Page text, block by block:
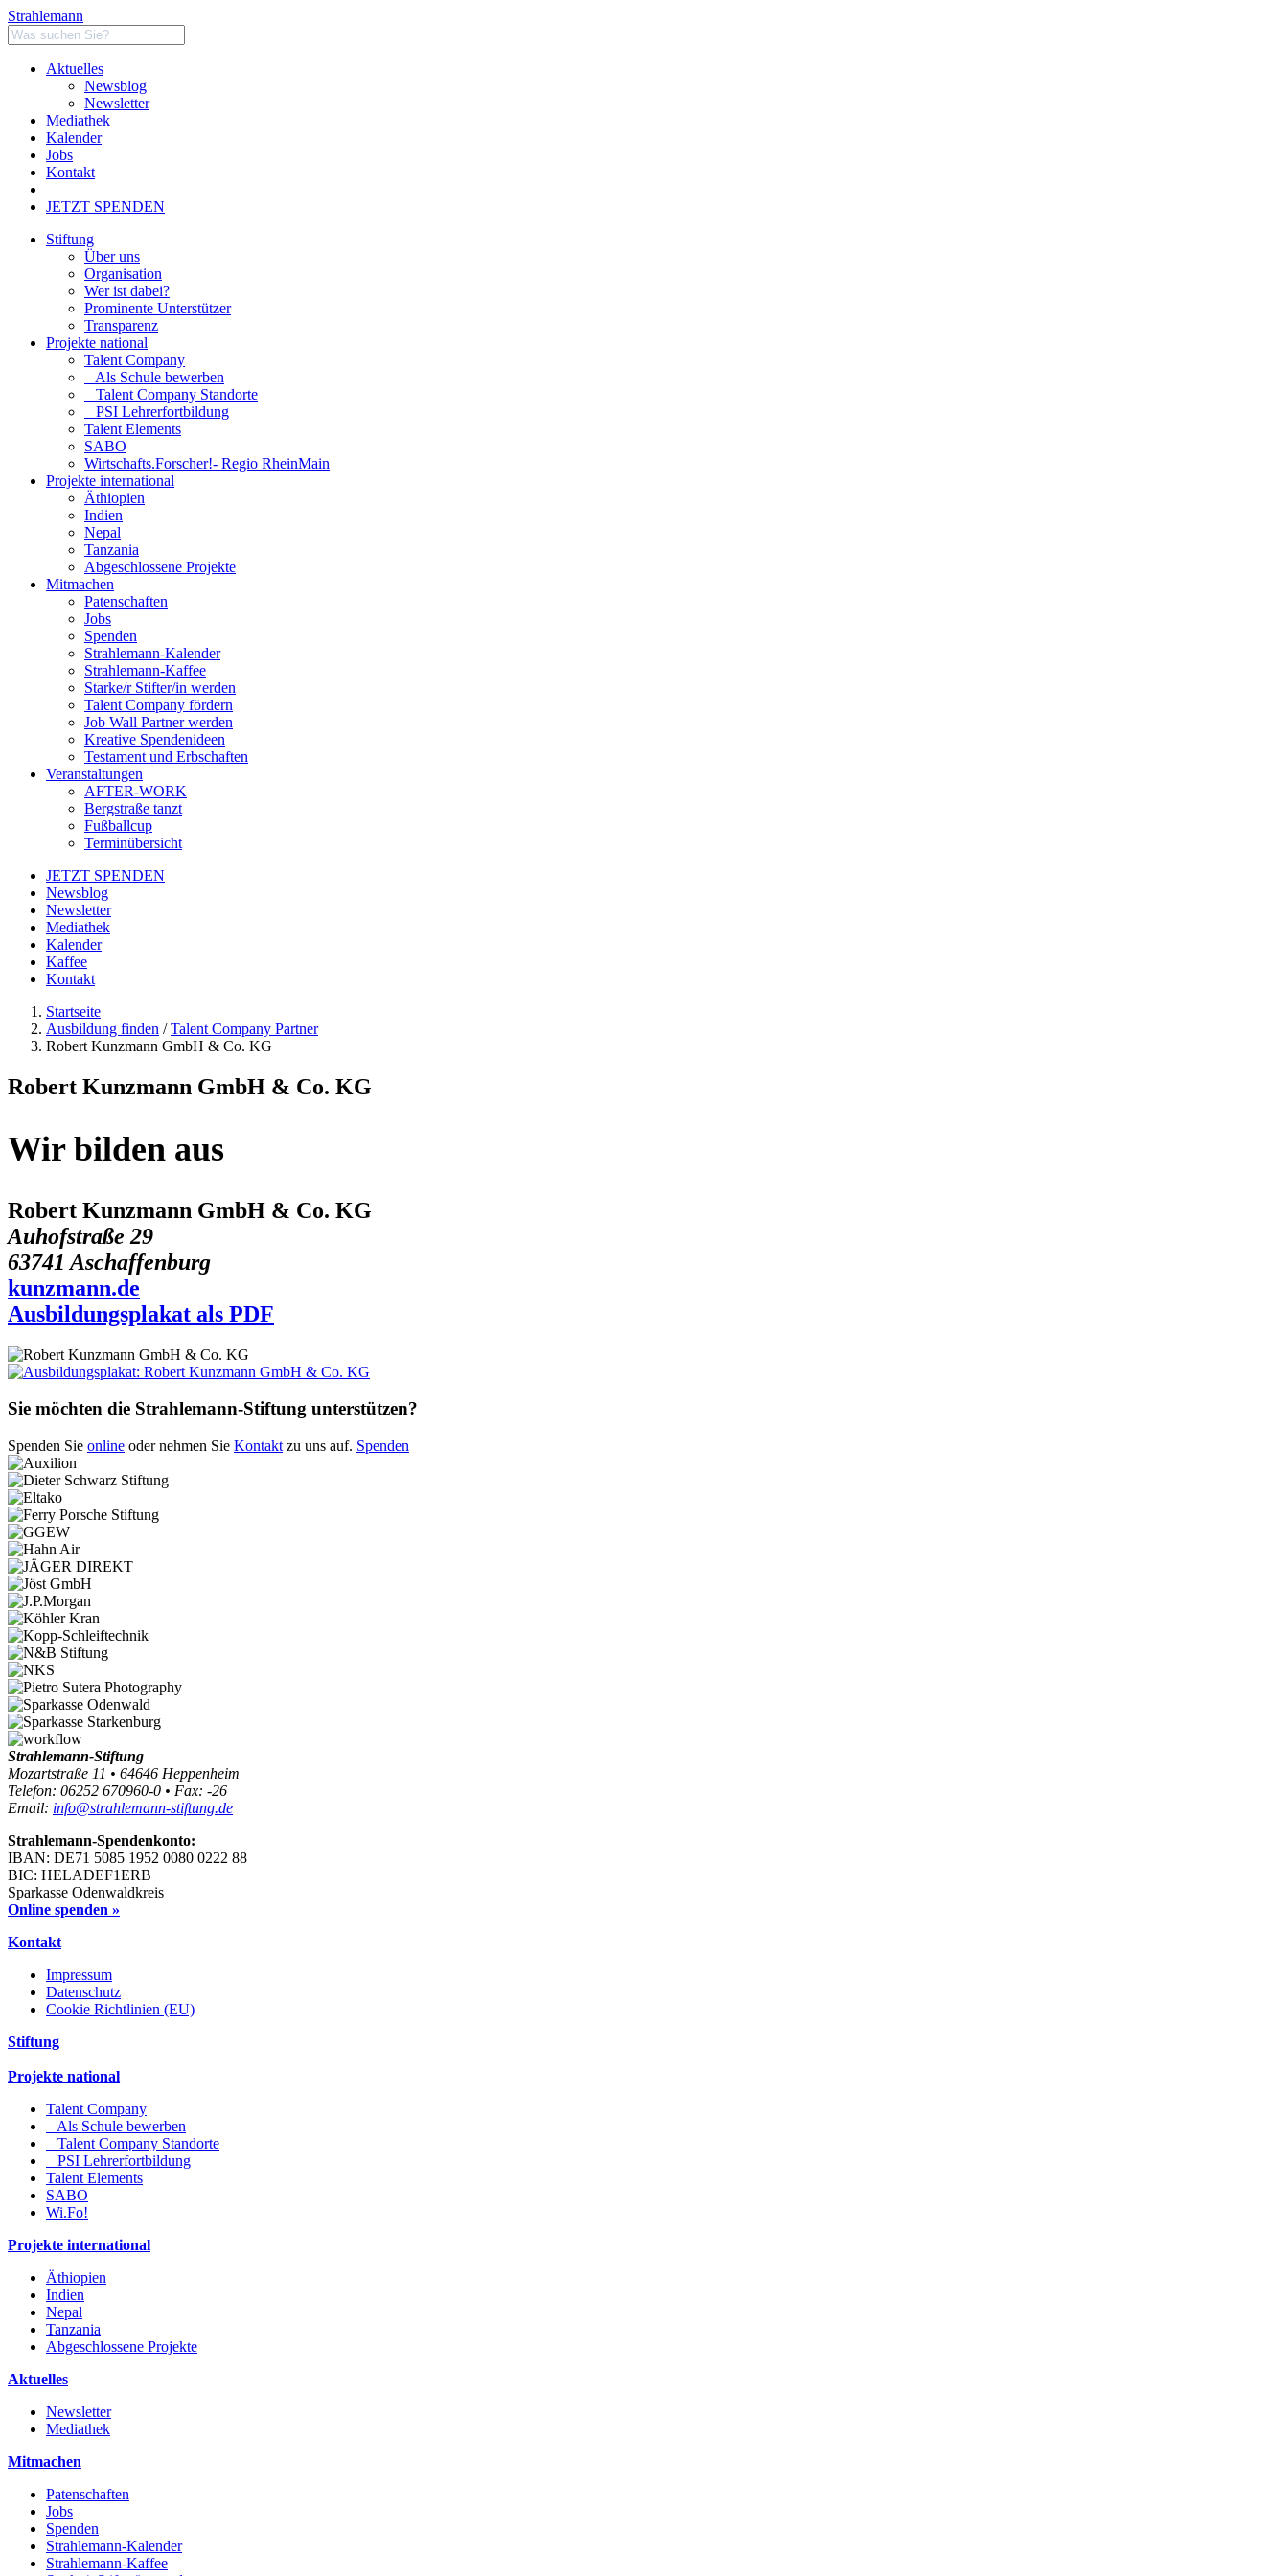
Strahlemann
Aktuelles
Newsblog
Newsletter
Mediathek
Kalender
Jobs
Kontakt
JETZT SPENDEN
Stiftung
Über uns
Organisation
Wer ist dabei?
Prominente Unterstützer
Transparenz
Projekte national
Talent Company
Als Schule bewerben
Talent Company Standorte
PSI Lehrerfortbildung
Talent Elements
SABO
Wirtschafts.Forscher!- Regio RheinMain
Projekte international
Äthiopien
Indien
Nepal
Tanzania
Abgeschlossene Projekte
Mitmachen
Patenschaften
Jobs
Spenden
Strahlemann-Kalender
Strahlemann-Kaffee
Starke/r Stifter/in werden
Talent Company fördern
Job Wall Partner werden
Kreative Spendenideen
Testament und Erbschaften
Veranstaltungen
AFTER-WORK
Bergstraße tanzt
Fußballcup
Terminübersicht
JETZT SPENDEN
Newsblog
Newsletter
Mediathek
Kalender
Kaffee
Kontakt
Startseite
Ausbildung finden /Talent Company Partner
Robert Kunzmann GmbH & Co. KG
Robert Kunzmann GmbH & Co. KG
Wir bilden aus
Robert Kunzmann GmbH & Co. KG
Auhofstraße 29
63741 Aschaffenburg
kunzmann.de
Ausbildungsplakat als PDF
Sie möchten die Strahlemann-Stiftung unterstützen?
Spenden Sie online oder nehmen Sie Kontakt zu uns auf. Spenden
Strahlemann-Stiftung
Mozartstraße 11 • 64646 Heppenheim
Telefon: 06252 670960-0 • Fax: -26
Email: info@strahlemann-stiftung.de
Strahlemann-Spendenkonto:
IBAN: DE71 5085 1952 0080 0222 88
BIC: HELADEF1ERB
Sparkasse Odenwaldkreis
Online spenden »
Kontakt
Impressum
Datenschutz
Cookie Richtlinien (EU)
Stiftung
Projekte national
Talent Company
Als Schule bewerben
Talent Company Standorte
PSI Lehrerfortbildung
Talent Elements
SABO
Wi.Fo!
Projekte international
Äthiopien
Indien
Nepal
Tanzania
Abgeschlossene Projekte
Aktuelles
Newsletter
Mediathek
Mitmachen
Patenschaften
Jobs
Spenden
Strahlemann-Kalender
Strahlemann-Kaffee